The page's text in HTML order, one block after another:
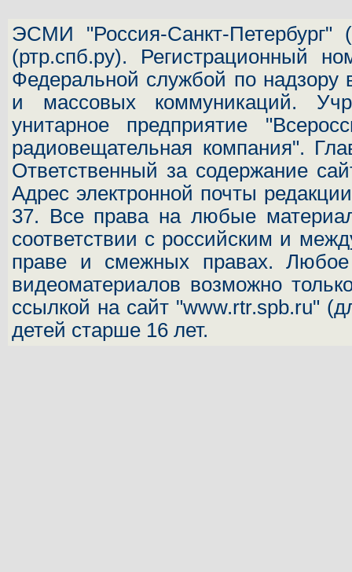
ЭСМИ "Россия-Санкт-Петербург" (
(ртр.спб.ру). Регистрационный
Федеральной службой по
и массовых коммуникаций.
унитарное предприятие
радиовещательная компания".
Ответственный за содержание
Адрес электронной почты
37. Все права на любые
соответствии с российским и
праве и смежных правах. Любое
видеоматериалов возможно
ссылкой на сайт "www.rtr.spb.ru"
детей старше 16 лет.